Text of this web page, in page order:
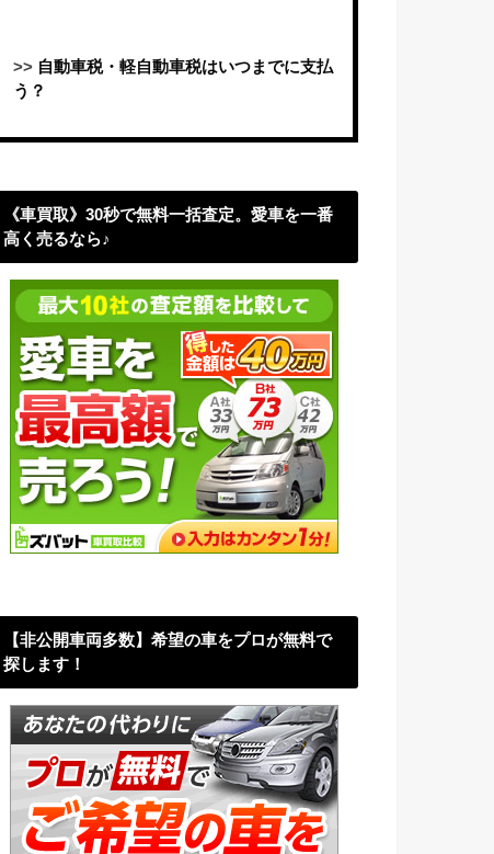
>> 自動車税・軽自動車税はいつまでに支払
う？
《車買取》30秒で無料一括査定。愛車を一番
高く売るなら♪
【非公開車両多数】希望の車をプロが無料で
探します！